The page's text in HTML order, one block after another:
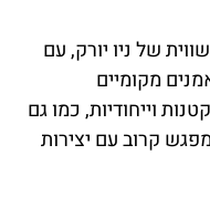
של ניו יורק, עם
מקומיים
וייחודיות, כמו גם
קרוב עם יצירות